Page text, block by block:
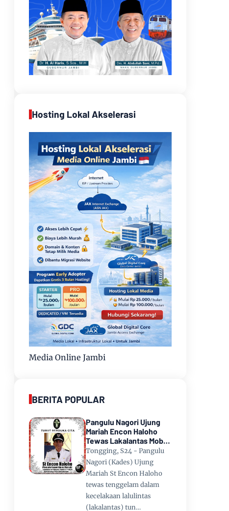
Hosting Lokal Akselerasi
Media Online Jambi
BERITA POPULAR
Pangulu Nagori Ujung
Mariah Encon Haloho
Tewas Lakalantas Mobil
Terjun ke Danau Toba di
Tongging
Tongging, S24 - Pangulu
Nagori (Kades) Ujung
Mariah St Encon Haloho
tewas tenggelam dalam
kecelakaan lalulintas
(lakalantas) tun…